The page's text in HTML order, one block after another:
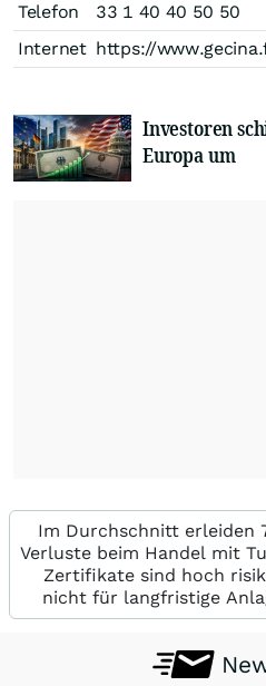
Telefon
33 1 40 40 50 50
Internet https://
Investoren
Europa um
Im Durchschnitt erleiden
Verluste beim Handel mit
Zertifikate sind hoch
nicht für langfristige